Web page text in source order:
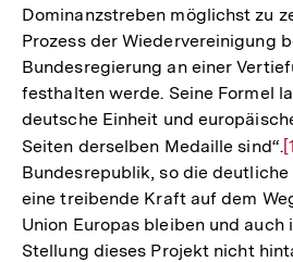
Dominanzstreben möglichst zu
Prozess der Wiedervereinigung
Bundesregierung an einer
festhalten werde. Seine Formel
deutsche Einheit und
Seiten derselben Medaille sind“.
Bundesrepublik, so die
eine treibende Kraft auf dem
Union Europas bleiben und auch
Stellung dieses Projekt nicht